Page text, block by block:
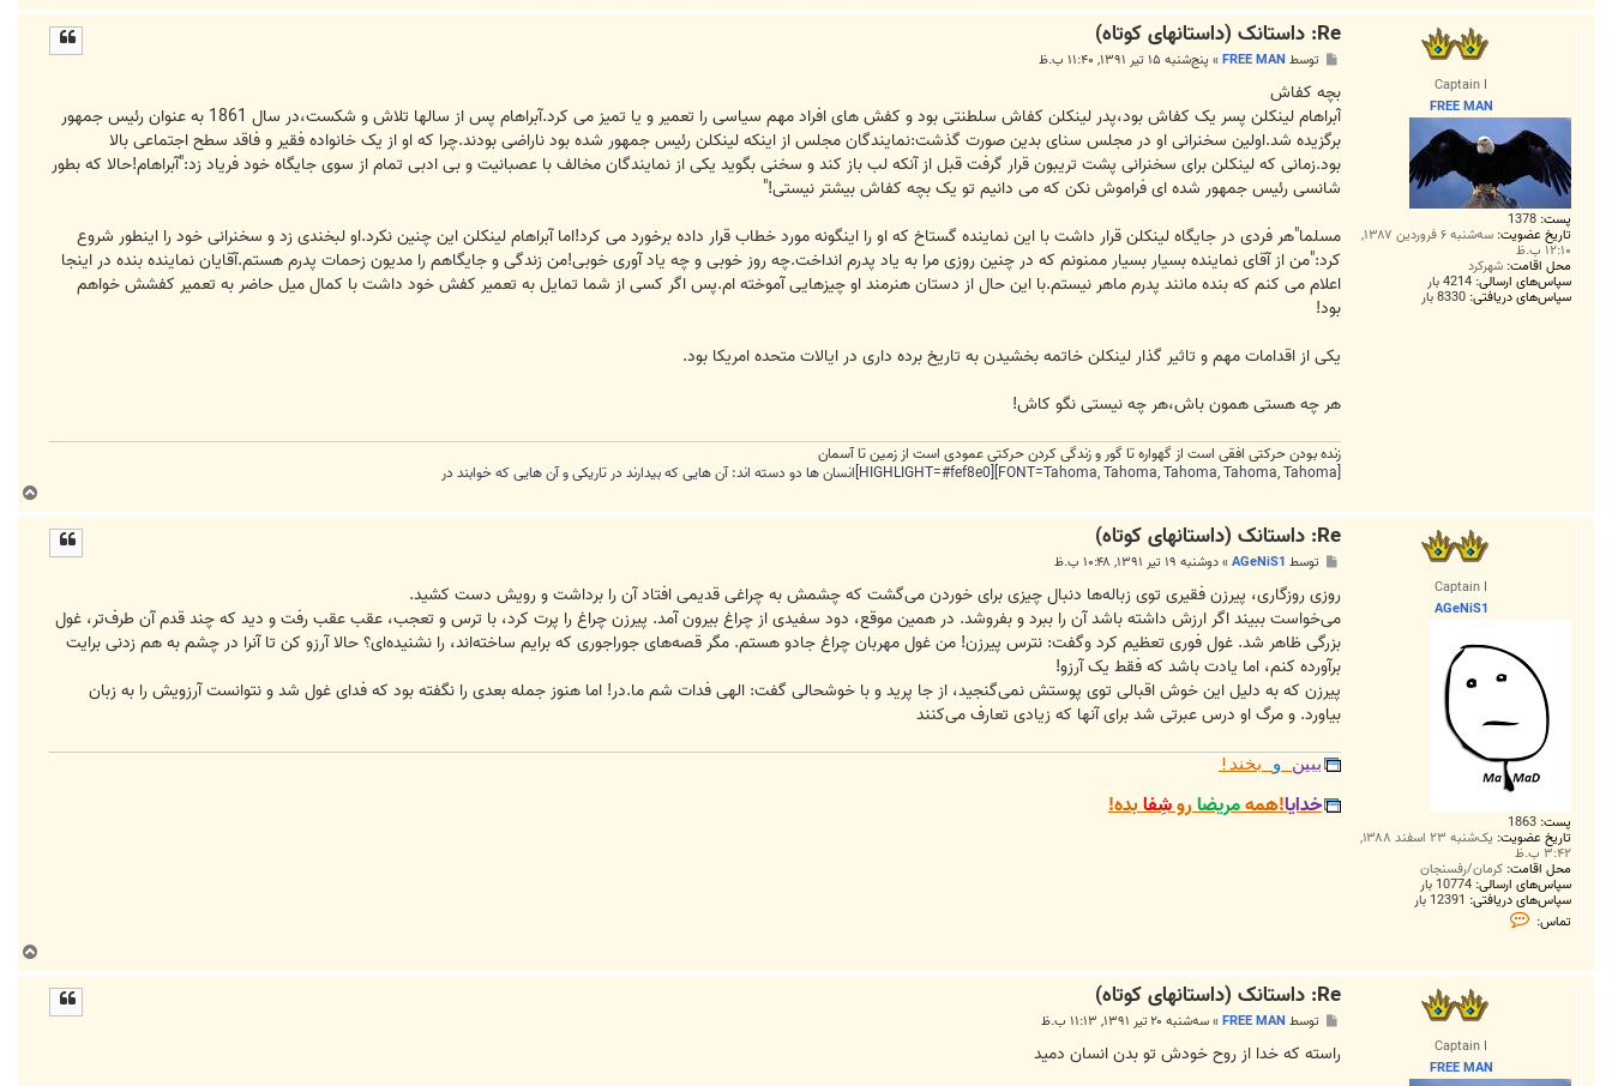
ا
Captain I
FREE MAN
پست: 1378
تاریخ عضویت: سه‌شنبه ۶ فروردین ۱۳۸۷,
۱۲:۱۰ ب.ظ
محل اقامت: شهرکرد
سپاس‌های ارسالی: 4214 بار
سپاس‌های دریافتی: 8330 بار
Re: داستانک (داستانهای کوتاه)
ت
توسط FREE MAN
» پنج‌شنبه ۱۵ تیر ۱۳۹۱, ۱۱:۴۰ ب.ظ
بچه کفاش
آبراهام لینکلن پسر یک کفاش بود،پدر لینکلن کفاش سلطنتی بود و کفش های افراد مهم سیاسی را تعمیر و یا تمیز می کرد.آبراهام پس از سالها تلاش و شکست،در سال 1861 به عنوان رئیس جمهور
برگزیده شد.اولین سخنرانی او در مجلس سنای بدین صورت گذشت:نمایندگان مجلس از اینکه لینکلن رئیس جمهور شده بود ناراضی بودند.چرا که او از یک خانواده فقیر و فاقد سطح اجتماعی بالا
بود.زمانی که لینکلن برای سخنرانی پشت تریبون قرار گرفت قبل از آنکه لب باز کند و سخنی بگوید یکی از نمایندگان مخالف با عصبانیت و بی ادبی تمام از سوی جایگاه خود فریاد زد:"آبراهام!حالا که بطور
شانسی رئیس جمهور شده ای فراموش نکن که می دانیم تو یک بچه کفاش بیشتر نیستی!"
مسلما"هر فردی در جایگاه لینکلن قرار داشت با این نماینده گستاخ که او را اینگونه مورد خطاب قرار داده برخورد می کرد!اما آبراهام لینکلن این چنین نکرد.او لبخندی زد و سخنرانی خود را اینطور شروع
کرد:"من از آقای نماینده بسیار بسیار ممنونم که در چنین روزی مرا به یاد پدرم انداخت.چه روز خوبی و چه یاد آوری خوبی!من زندگی و جایگاهم را مدیون زحمات پدرم هستم.آقایان نماینده بنده در اینجا
اعلام می کنم که بنده مانند پدرم ماهر نیستم.با این حال از دستان هنرمند او چیزهایی آموخته ام.پس اگر کسی از شما تمایل به تعمیر کفش خود داشت با کمال میل حاضر به تعمیر کفشش خواهم
بود!
یکی از اقدامات مهم و تاثیر گذار لینکلن خاتمه بخشیدن به تاریخ برده داری در ایالات متحده امریکا بود.
هر چه هستی همون باش،هر چه نیستی نگو کاش!
زنده بودن حرکتی افقی است از گهواره تا گور و زندگی کردن حرکتی عمودی است از زمین تا آسمان
[FONT=Tahoma, Tahoma, Tahoma, Tahoma, Tahoma][HIGHLIGHT=#fef8e0]انسان ها دو دسته اند: آن هایی که بیدارند در تاریکی و آن هایی که خوابند در
ا
Captain I
AGeNiS1
پست: 1863
تاریخ عضویت: یک‌شنبه ۲۳ اسفند ۱۳۸۸,
۳:۴۲ ب.ظ
محل اقامت: کرمان/رفسنجان
سپاس‌های ارسالی: 10774 بار
سپاس‌های دریافتی: 12391 بار
تماس:
ت
A
Re: داستانک (داستانهای کوتاه)
ت
توسط AGeNiS1
»دوشنبه ۱۹ تیر ۱۳۹۱, ۱۰:۴۸ ب.ظ
روزی روزگاری، پیرزن فقیری توی زباله‌ها دنبال چیزی برای خوردن می‌گشت که چشمش به چراغی قدیمی افتاد آن را برداشت و رویش دست کشید.
می‌خواست ببیند اگر ارزش داشته باشد آن را ببرد و بفروشد. در همین موقع، دود سفیدی از چراغ بیرون آمد. پیرزن چراغ را پرت کرد، با ترس و تعجب، عقب عقب رفت و دید که چند قدم آن طرف‌تر، غول
بزرگی ظاهر شد. غول فوری تعظیم کرد وگفت: نترس پیرزن! من غول مهربان چراغ جادو هستم. مگر قصه‌های جوراجوری که برایم ساخته‌اند، را نشنیده‌ای؟ حالا آرزو کن تا آنرا در چشم به هم زدنی برایت
برآورده کنم، اما یادت باشد که فقط یک آرزو!
پیرزن که به دلیل این خوش اقبالی توی پوستش نمی‌گنجید، از جا پرید و با خوشحالی گفت: الهی فدات شم ما.در! اما هنوز جمله بعدی را نگفته بود که فدای غول شد و نتوانست آرزویش را به زبان
بیاورد. و مرگ او درس عبرتی شد برای آنها که زیادی تعارف می‌کنند
ببین و بخند!
خدایا!همهمریضاروشِفابده!
ا
Captain I
FREE MAN
Re: داستانک (داستانهای کوتاه)
ت
توسط FREE MAN
»سه‌شنبه ۲۰ تیر ۱۳۹۱, ۱۱:۱۳ ب.ظ
راسته كه خدا از روح خودش تو بدن انسان دميد‎